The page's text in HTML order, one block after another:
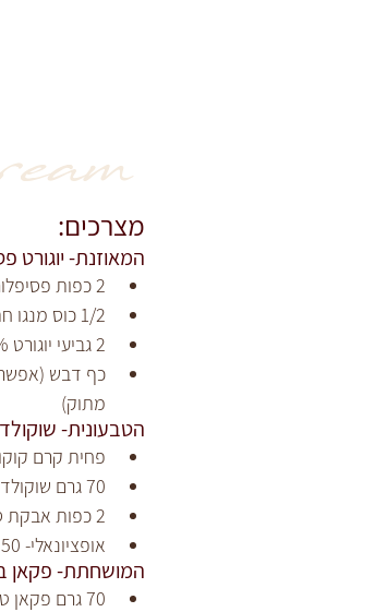
מצרכים:
המאוזנת- יוגורט
2 כפות פסיפלורה
1/2 כוס מנגו חתוך לקוביות
2 גביעי יוגורט 3%- 309 מ״ל
כף דבש (אפשר
מתוק)
הטבעונית-
פחית קרם קוקוס-
70 גרם שוקולד מריר מומס
2 כפות אבקת סוכר
אופציונאלי- 50 גרם מטבעות שוקולד מריר
המושחתת- פקאן
70 גרם פקאן טבעי קלוי